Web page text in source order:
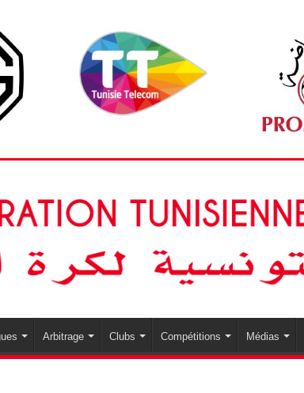
Arbitrage Clubs Compétitions Médias